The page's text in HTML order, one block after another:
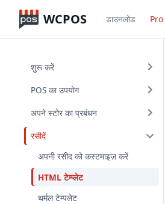
WCPOS डाउनलोड Pro
शुरू करें
POS का उपयोग
अपने स्टोर का प्रबंधन
रसीदें
अपनी रसीद को कस्टमाइज़ करें
HTML टेम्प्लेट
थर्मल टेम्पलेट